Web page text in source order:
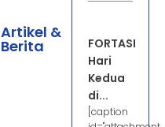
Artikel &
Berita
FORTASI
Hari
Kedua
di...
[caption